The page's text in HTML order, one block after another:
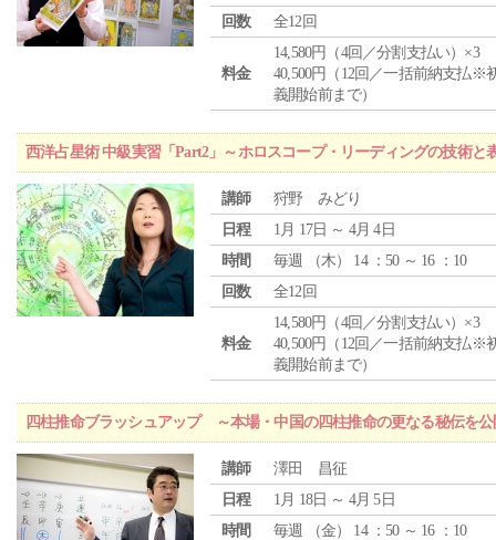
回数 全12回
料金
14,580円（4回／分割支払い）×3
40,500円（12回／一括前納支払※
義開始前まで）
西洋占星術 中級実習「Part2」～ホロスコープ・リーディングの技術と
講師
狩野 みどり
日程
1月 17日 ～ 4月 4日
時間
毎週 （木） 14 ：50 ～ 16 ：10
回数
全12回
料金
14,580円（4回／分割支払い）×3
40,500円（12回／一括前納支払※
義開始前まで）
四柱推命ブラッシュアップ ～本場・中国の四柱推命の更なる秘伝を
講師
澤田 昌征
日程
1月 18日 ～ 4月 5日
時間
毎週 （金） 14 ：50 ～ 16 ：10